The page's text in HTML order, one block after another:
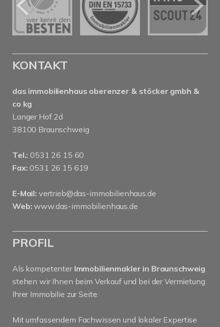
KONTAKT
das immobilienhaus oberenzer & stöcker gmbh &
co kg
Langer Hof 2d
38100 Braunschweig
Tel.: 0531 26 15 60
Fax: 0531 26 15 619
E-Mail: vertrieb@das-immobilienhaus.de
Web: www.das-immobilienhaus.de
PROFIL
Als kompetenter Immobilienmakler in Braunschweig
stehen wir Ihnen beim Verkauf und bei der Vermietung
Ihrer Immobilie zur Seite.
Mit umfassendem Fachwissen und lokaler Expertise